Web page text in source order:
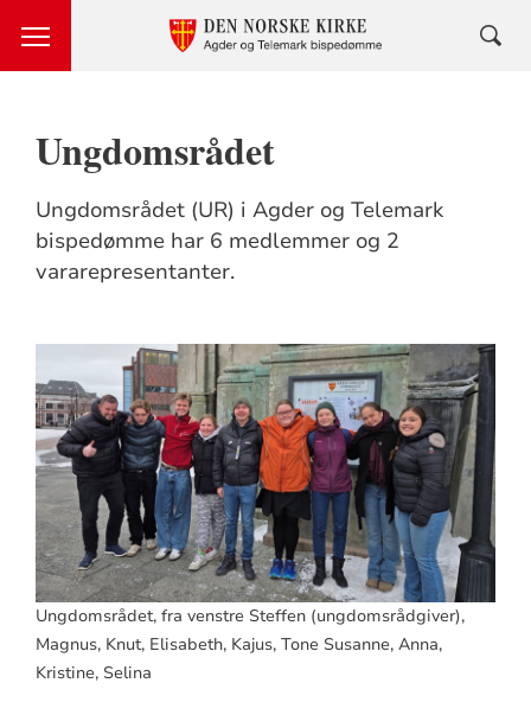
Ungdomsrådet
Ungdomsrådet (UR) i Agder og Telemark
bispedømme har 6 medlemmer og 2
vararepresentanter.
Ungdomsrådet, fra venstre Steffen (ungdomsrådgiver),
Magnus, Knut, Elisabeth, Kajus, Tone Susanne, Anna,
Kristine, Selina